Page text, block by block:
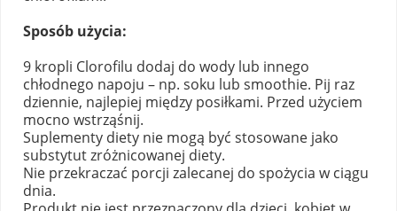
Sposób użycia:
9 kropli Clorofilu dodaj do wody lub innego
chłodnego napoju – np. soku lub smoothie. Pij raz
dziennie, najlepiej między posiłkami. Przed użyciem
mocno wstrząśnij.
Suplementy diety nie mogą być stosowane jako
substytut zróżnicowanej diety.
Nie przekraczać porcji zalecanej do spożycia w ciągu
dnia.